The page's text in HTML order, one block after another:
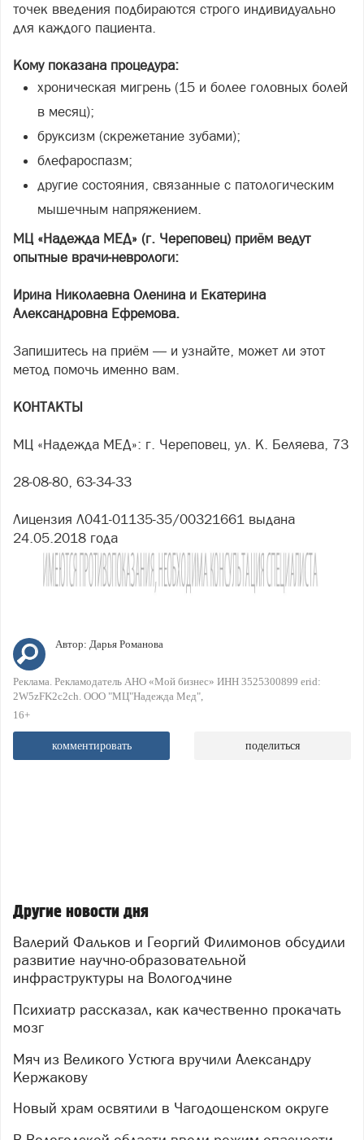
точек введения подбираются строго индивидуально
для каждого пациента.
Кому показана процедура:
хроническая мигрень (15 и более головных болей
в месяц);
бруксизм (скрежетание зубами);
блефароспазм;
другие состояния, связанные с патологическим
мышечным напряжением.
МЦ «Надежда МЕД» (г. Череповец) приём ведут
опытные врачи-неврологи:
Ирина Николаевна Оленина и Екатерина
Александровна Ефремова.
Запишитесь на приём — и узнайте, может ли этот
метод помочь именно вам.
КОНТАКТЫ
МЦ «Надежда МЕД»: г. Череповец, ул. К. Беляева, 73
28-08-80, 63-34-33
Лицензия Л041-01135-35/00321661 выдана
24.05.2018 года
Автор: Дарья Романова
Реклама. Рекламодатель АНО «Мой бизнес» ИНН 3525300899 erid:
2W5zFK2c2ch. ООО "МЦ"Надежда Мед"
16+
комментировать поделиться
Другие новости дня
Валерий Фальков и Георгий Филимонов обсудили
развитие научно-образовательной
инфраструктуры на Вологодчине
Психиатр рассказал, как качественно прокачать
мозг
Мяч из Великого Устюга вручили Александру
Кержакову
Новый храм освятили в Чагодощенском округе